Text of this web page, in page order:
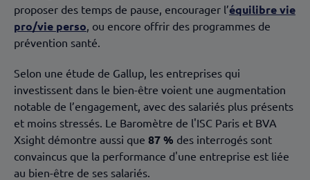
proposer des temps de pause, encourager l’équilibre vie
pro/vie perso, ou encore offrir des programmes de
prévention santé.
Selon une étude de Gallup, les entreprises qui
investissent dans le bien-être voient une augmentation
notable de l’engagement, avec des salariés plus présents
et moins stressés. Le Baromètre de l'ISC Paris et BVA
Xsight démontre aussi que 87 % des interrogés sont
convaincus que la performance d'une entreprise est liée
au bien-être de ses salariés.